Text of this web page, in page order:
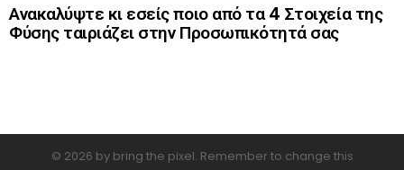
Ανακαλύψτε κι εσείς ποιο από τα 4 Στοιχεία της
Φύσης ταιριάζει στην Προσωπικότητά σας
© 2026 by bring the pixel. Remember to change this